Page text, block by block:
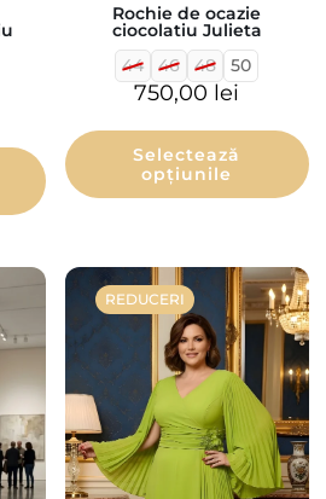
Rochie de ocazie
ciocolatiu Julieta
44
46 48 50
750,00 lei
Selectează
opțiunile
REDUCERI